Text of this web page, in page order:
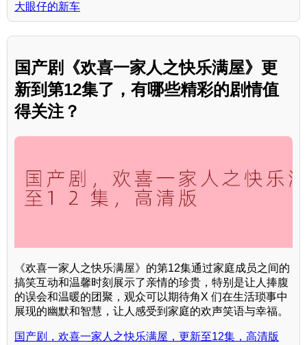
大眼仔的新车
国产剧《欢喜一家人之快乐满屋》更
新到第12集了，有哪些精彩的剧情值
得关注？
《欢喜一家人之快乐满屋》的第12集通过家庭成员之间的
搞笑互动和温馨时刻展示了亲情的珍贵，特别是让人捧腹
的误会和温暖的团聚，观众可以期待角X 们在生活琐事中
展现的幽默和智慧，让人感受到家庭的欢声笑语与幸福。
国产剧，欢喜一家人之快乐满屋，更新至12集，高清版